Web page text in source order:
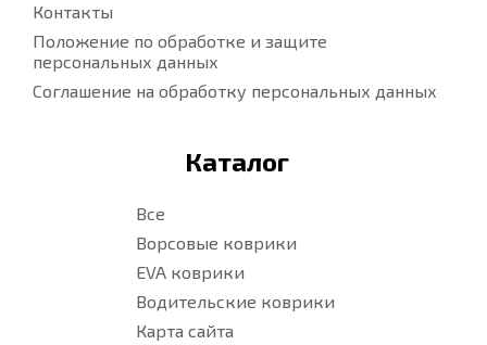
Контакты
Положение по обработке и защите
персональных данных
Соглашение на обработку персональных данных
Каталог
Все
Ворсовые коврики
EVA коврики
Водительские коврики
Карта сайта